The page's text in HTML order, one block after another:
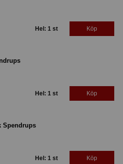
Hel: 1 st Köp
Hel: 1 st Köp
Spendrups
Hel: 1 st Köp